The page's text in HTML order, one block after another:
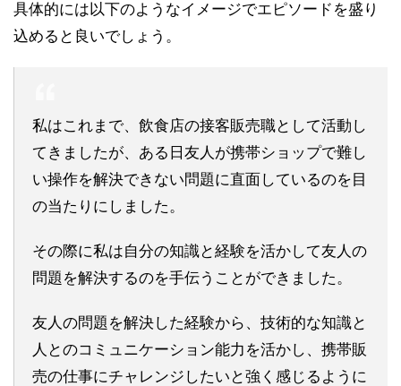
具体的には以下のようなイメージでエピソードを盛り
込めると良いでしょう。
私はこれまで、飲食店の接客販売職として活動し
てきましたが、ある日友人が携帯ショップで難し
い操作を解決できない問題に直面しているのを目
の当たりにしました。
その際に私は自分の知識と経験を活かして友人の
問題を解決するのを手伝うことができました。
友人の問題を解決した経験から、技術的な知識と
人とのコミュニケーション能力を活かし、携帯販
売の仕事にチャレンジしたいと強く感じるように